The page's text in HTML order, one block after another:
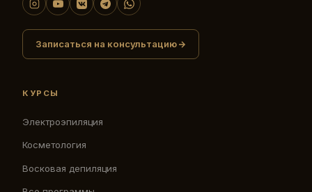
Записаться на консультацию
КУРСЫ
Электроэпиляция
Косметология
Восковая депиляция